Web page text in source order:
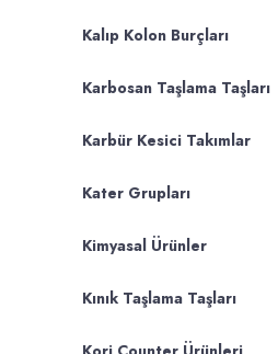
Kalıp Kolon Burçları
Karbosan Taşlama Taşları
Karbür Kesici Takımlar
Kater Grupları
Kimyasal Ürünler
Kınık Taşlama Taşları